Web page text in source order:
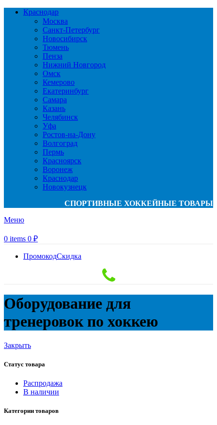
Краснодар
Москва
Санкт-Петербург
Новосибирск
Тюмень
Пенза
Нижний Новгород
Омск
Кемерово
Екатеринбург
Самара
Казань
Челябинск
Уфа
Ростов-на-Дону
Волгоград
Пермь
Красноярск
Воронеж
Краснодар
Новокузнецк
СПОРТИВНЫЕ ХОККЕЙНЫЕ ТОВАРЫ
Меню
0 items 0 ₽
ПромокодСкидка
Оборудование для
тренеровок по хоккею
Закрыть
Статус товара
Распродажа
В наличии
Категории товаров